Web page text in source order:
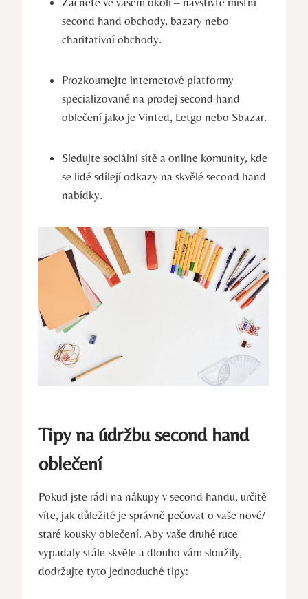
second hand obchody, bazary nebo
charitativní obchody.
Prozkoumejte internetové platformy
specializované na prodej second hand
oblečení jako je Vinted, Letgo nebo Sbazar.
Sledujte sociální sítě a online komunity, kde
se lidé sdílejí odkazy na skvělé second hand
nabídky.
Tipy na údržbu second hand
oblečení
Pokud jste rádi na nákupy v second handu, určitě
víte, jak důležité je správně pečovat o vaše nové/
staré kousky oblečení. Aby vaše druhé ruce
vypadaly stále skvěle a dlouho vám sloužily,
dodržujte tyto jednoduché tipy: